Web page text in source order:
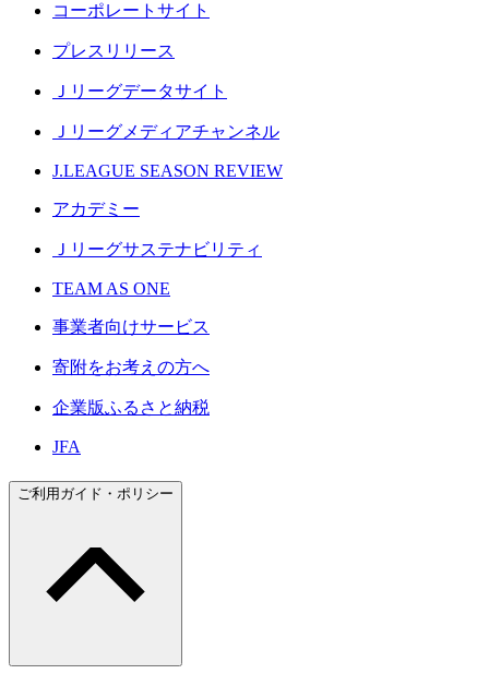
コーポレートサイト
プレスリリース
Ｊリーグデータサイト
Ｊリーグメディアチャンネル
J.LEAGUE SEASON REVIEW
アカデミー
Ｊリーグサステナビリティ
TEAM AS ONE
事業者向けサービス
寄附をお考えの方へ
企業版ふるさと納税
JFA
ご利用ガイド・ポリシー